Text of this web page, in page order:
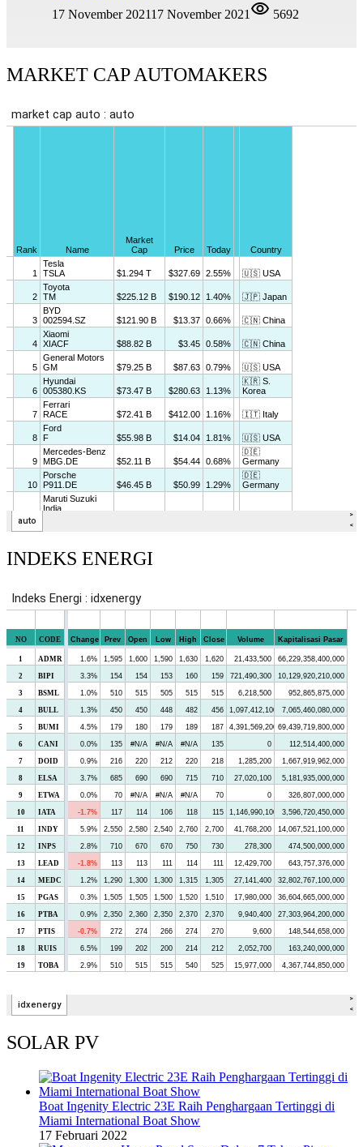
17 November 202117 November 2021 5692
MARKET CAP AUTOMAKERS
INDEKS ENERGI
SOLAR PV
Boat Ingenity Electric 23E Raih Penghargaan Tertinggi di
Miami International Boat Show
17 Februari 2022